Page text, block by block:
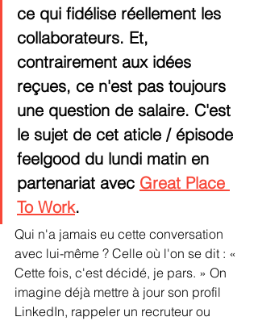
ce qui fidélise réellement les
collaborateurs. Et,
contrairement aux idées
reçues, ce n'est pas toujours
une question de salaire. C'est
le sujet de cet aticle / épisode
feelgood du lundi matin en
partenariat avec Great Place
To Work.
Qui n'a jamais eu cette conversation
avec lui-même ? Celle où l'on se dit : «
Cette fois, c'est décidé, je pars. » On
imagine déjà mettre à jour son profil
LinkedIn, rappeler un recruteur ou